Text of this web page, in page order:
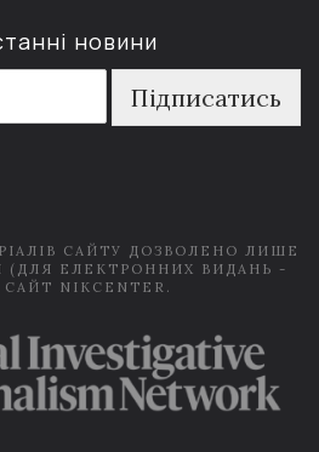
новини
Підписатись
САЙТУ ДОЗВОЛЕНО ЛИШЕ
(ДЛЯ ЕЛЕКТРОННИХ ВИДАНЬ -
NIKCENTER.